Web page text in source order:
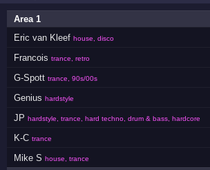
Area 1
Eric van Kleef house, disco
Francois trance, retro
G-Spott trance, 90s/00s
Genius hardstyle
JP hardstyle, trance, hard techno, drum & bass, hardcore
K-C trance
Mike S house, trance